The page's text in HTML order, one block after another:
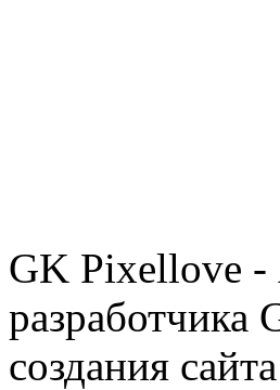
GK Pixellove
создания сайта